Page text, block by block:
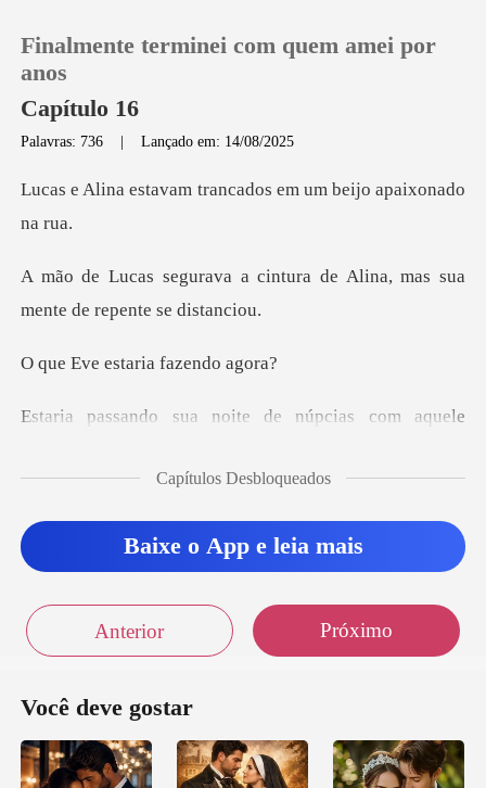
Loja
Histórico
Baixar App
Finalmente terminei com quem amei por
anos
Capítulo 16
Palavras: 736 |Lançado em: 14/08/2025
trancados em um beij
ntura de Alina, mas sua
ment
staria faze
noite de núpcias com
na cint
Capítulos Desbloqueados
Baixe o App e leia mais
Anterior Próximo
Você deve gostar